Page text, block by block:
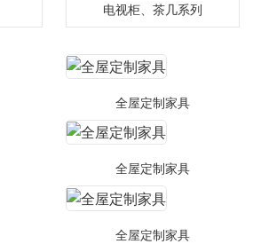
电视柜、茶几系列
全屋定制家具
全屋定制家具
全屋定制家具